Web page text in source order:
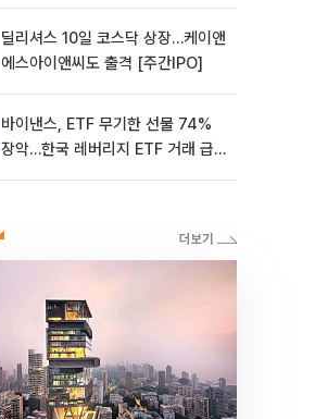
딜리셔스 10일 코스닥 상장…케이앤
에스아이앤씨도 출격 [주간IPO]
바이낸스, ETF 무기한 선물 74%
장악…한국 레버리지 ETF 거래 급